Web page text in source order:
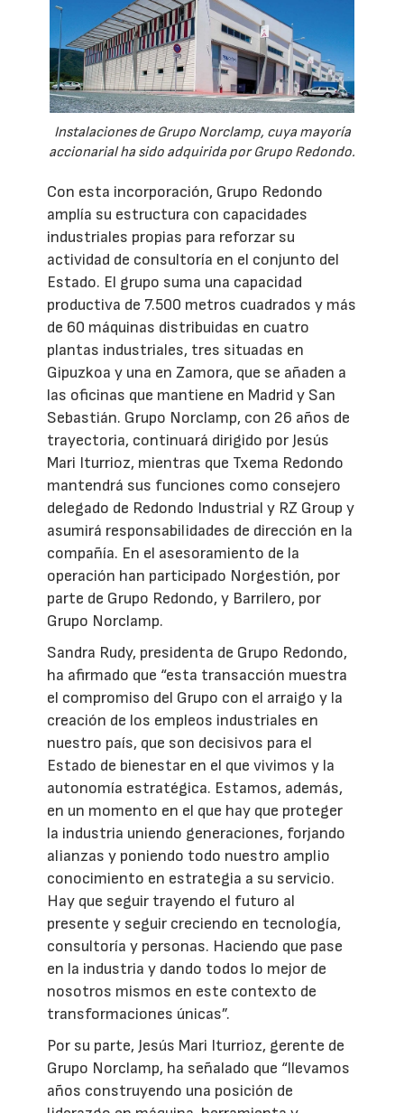
Instalaciones de Grupo Norclamp, cuya mayoría
accionarial ha sido adquirida por Grupo Redondo.
Con esta incorporación, Grupo Redondo
amplía su estructura con capacidades
industriales propias para reforzar su
actividad de consultoría en el conjunto del
Estado. El grupo suma una capacidad
productiva de 7.500 metros cuadrados y más
de 60 máquinas distribuidas en cuatro
plantas industriales, tres situadas en
Gipuzkoa y una en Zamora, que se añaden a
las oficinas que mantiene en Madrid y San
Sebastián. Grupo Norclamp, con 26 años de
trayectoria, continuará dirigido por Jesús
Mari Iturrioz, mientras que Txema Redondo
mantendrá sus funciones como consejero
delegado de Redondo Industrial y RZ Group y
asumirá responsabilidades de dirección en la
compañía. En el asesoramiento de la
operación han participado Norgestión, por
parte de Grupo Redondo, y Barrilero, por
Grupo Norclamp.
Sandra Rudy, presidenta de Grupo Redondo,
ha afirmado que “esta transacción muestra
el compromiso del Grupo con el arraigo y la
creación de los empleos industriales en
nuestro país, que son decisivos para el
Estado de bienestar en el que vivimos y la
autonomía estratégica. Estamos, además,
en un momento en el que hay que proteger
la industria uniendo generaciones, forjando
alianzas y poniendo todo nuestro amplio
conocimiento en estrategia a su servicio.
Hay que seguir trayendo el futuro al
presente y seguir creciendo en tecnología,
consultoría y personas. Haciendo que pase
en la industria y dando todos lo mejor de
nosotros mismos en este contexto de
transformaciones únicas”.
Por su parte, Jesús Mari Iturrioz, gerente de
Grupo Norclamp, ha señalado que “llevamos
años construyendo una posición de